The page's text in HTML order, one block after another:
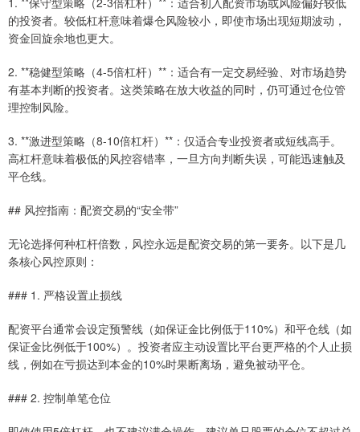
的投资者。较低杠杆意味着爆仓风险较小，即使市场出现短期波动，
资金回旋余地也更大。
2. **稳健型策略（4-5倍杠杆）**：适合有一定交易经验、对市场趋势
有基本判断的投资者。这类策略在放大收益的同时，仍可通过仓位管
理控制风险。
3. **激进型策略（8-10倍杠杆）**：仅适合专业投资者或短线高手。
高杠杆意味着极低的风控容错率，一旦方向判断失误，可能迅速触及
平仓线。
## 风控指南：配资交易的“安全带”
无论选择何种杠杆倍数，风控永远是配资交易的第一要务。以下是几
条核心风控原则：
### 1. 严格设置止损线
配资平台通常会设定预警线（如保证金比例低于110%）和平仓线（如
保证金比例低于100%）。投资者应主动设置比平台更严格的个人止损
线，例如在亏损达到本金的10%时果断离场，避免被动平仓。
### 2. 控制单笔仓位